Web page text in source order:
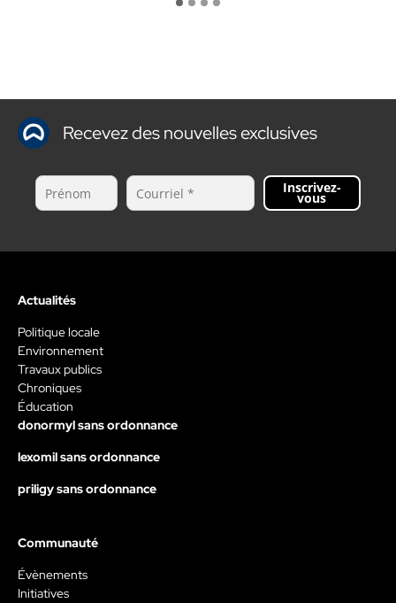
Recevez des nouvelles exclusives
Inscrivez-
vous
Actualités
Politique locale
Environnement
Travaux publics
Chroniques
Éducation
donormyl sans ordonnance
lexomil sans ordonnance
priligy sans ordonnance
Communauté
Évènements
Initiatives